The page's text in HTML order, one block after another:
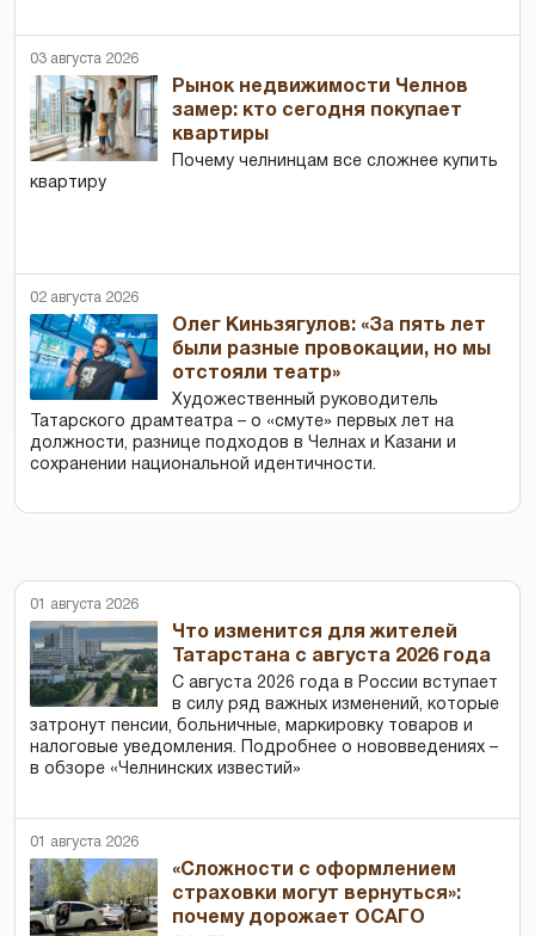
03 августа 2026
Рынок недвижимости Челнов
замер: кто сегодня покупает
квартиры
Почему челнинцам все сложнее купить
квартиру
02 августа 2026
Олег Киньзягулов: «За пять лет
были разные провокации, но мы
отстояли театр»
Художественный руководитель
Татарского драмтеатра – о «смуте» первых лет на
должности, разнице подходов в Челнах и Казани и
сохранении национальной идентичности.
01 августа 2026
Что изменится для жителей
Татарстана с августа 2026 года
С августа 2026 года в России вступает
в силу ряд важных изменений, которые
затронут пенсии, больничные, маркировку товаров и
налоговые уведомления. Подробнее о нововведениях –
в обзоре «Челнинских известий»
01 августа 2026
«Сложности с оформлением
страховки могут вернуться»:
почему дорожает ОСАГО